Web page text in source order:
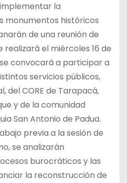
la
monumentos históricos
de una reunión de
realizará el miércoles 16 de
convocará a participar a
servicios públicos,
del CORE de Tarapacá,
y de la comunidad
San Antonio de Padua.
previa a la sesión de
se analizarán
burocráticos y las
la reconstrucción de